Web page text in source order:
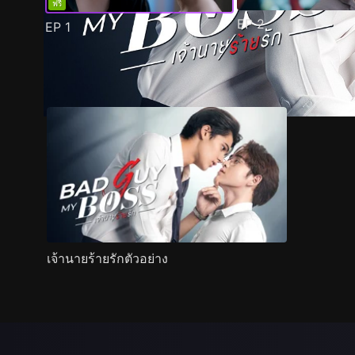
ฟรี
EP 1 EP2
ภาพนิ่ง เนื้อหาที่แนะนำ รายละเอียด
เจ้านายร้ายรักตัวอย่าง